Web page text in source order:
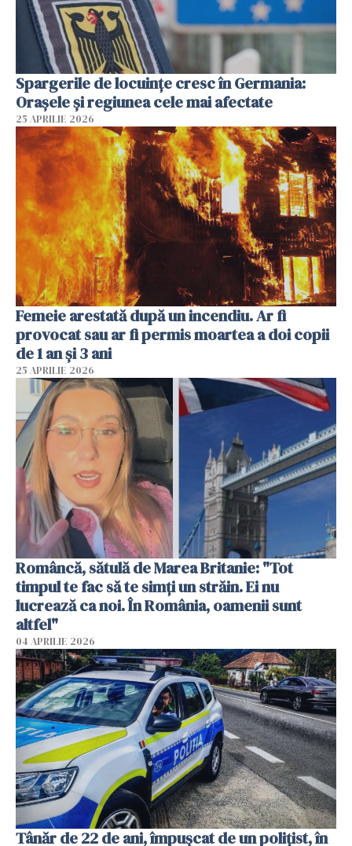
Spargerile de locuințe cresc în Germania:
Orașele și regiunea cele mai afectate
25 APRILIE 2026
Femeie arestată după un incendiu. Ar fi
provocat sau ar fi permis moartea a doi copii
de 1 an și 3 ani
25 APRILIE 2026
Româncă, sătulă de Marea Britanie: "Tot
timpul te fac să te simți un străin. Ei nu
lucrează ca noi. În România, oamenii sunt
altfel"
04 APRILIE 2026
Tânăr de 22 de ani, împușcat de un polițist, în